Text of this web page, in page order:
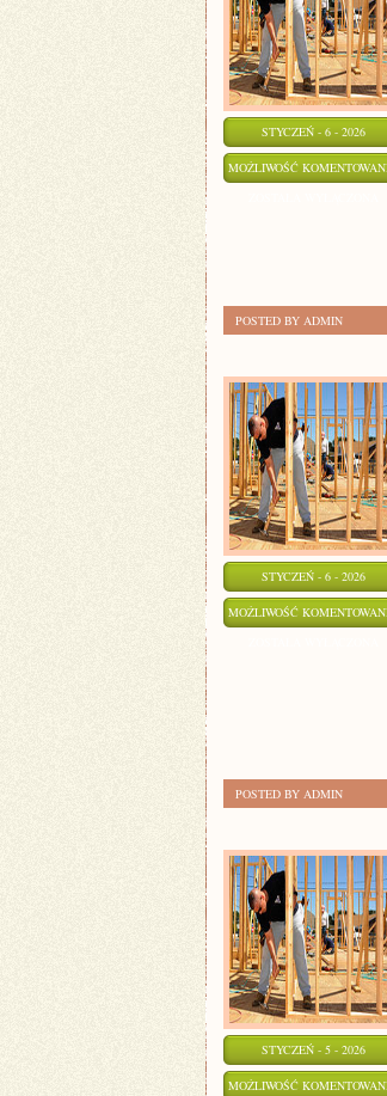
STYCZEŃ - 6 - 2026
MOŻLIWOŚĆ
POSTED BY ADMIN
STYCZEŃ - 6 - 2026
MOŻLIWOŚĆ
POSTED BY ADMIN
STYCZEŃ - 5 - 2026
MOŻLIWOŚĆ